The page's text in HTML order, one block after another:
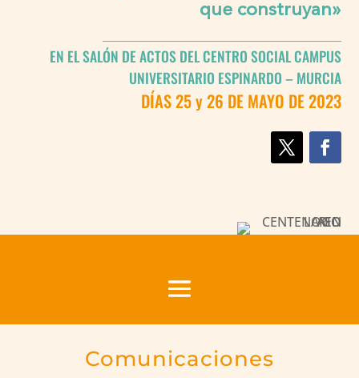
que construyan»
EN EL SALÓN DE ACTOS DEL CENTRO SOCIAL CAMPUS
UNIVERSITARIO ESPINARDO – MURCIA
DÍAS 25 y 26 DE MAYO DE 2023
Comunicaciones